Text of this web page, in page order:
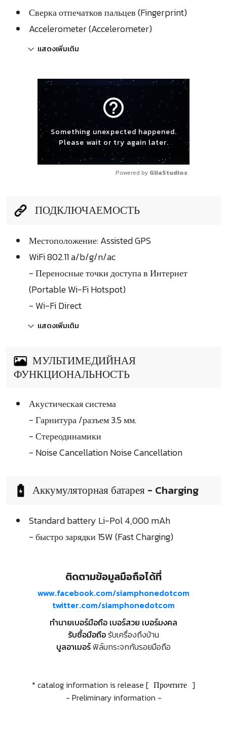
Сверка отпечатков пальцев (Fingerprint)
Accelerometer (Accelerometer)
แสดงเพิ่มเติม
help_outline
Something unexpected happened.
Please wait or try again later.
Powered by GliaStudios
ПОДКЛЮЧАЕМОСТЬ
Местоположение: Assisted GPS
WiFi 802.11 a/b/g/n/ac
- Переносные точки доступа в Интернет
(Portable Wi-Fi Hotspot)
- Wi-Fi Direct
แสดงเพิ่มเติม
МУЛЬТИМЕДИЙНАЯ
ФУНКЦИОНАЛЬНОСТЬ
Акустическая система
- Гарнитура /разъем 3.5 мм.
- Стереодинамики
- Noise Cancellation Noise Cancellation
Аккумуляторная батарея - Charging
Standard battery Li-Pol 4,000 mAh
- быстро зарядки 15W (Fast Charging)
ติดตามข้อมูลมือถือได้ที่
www.facebook.com/siamphonedotcom
twitter.com/siamphonedotcom
ทำนายเบอร์มือถือ เบอร์สวย เบอร์มงคล
รับซื้อมือถือรับเครื่องถึงบ้าน
บูลอาเมอร์ฟิล์มกระจกกันรอยมือถือ
* catalog information is release [ Прочтите ]
- Preliminary information -